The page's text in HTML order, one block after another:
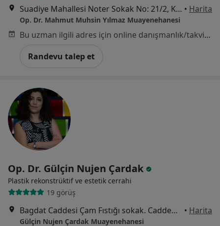
Suadiye Mahallesi Noter Sokak No: 21/2, Kadıköy • Harita
Op. Dr. Mahmut Muhsin Yılmaz Muayenehanesi
Bu uzman ilgili adres için online danışmanlık/takvim sunmuyor.
Randevu talep et
Op. Dr. Gülçin Nujen Çardak
Plastik rekonstrüktif ve estetik cerrahi
19 görüş
Bagdat Caddesi Çam Fıstığı sokak. Caddepalas B blok daire 1 Caddebostan, İstanbul • Harita
Gülçin Nujen Çardak Muayenehanesi